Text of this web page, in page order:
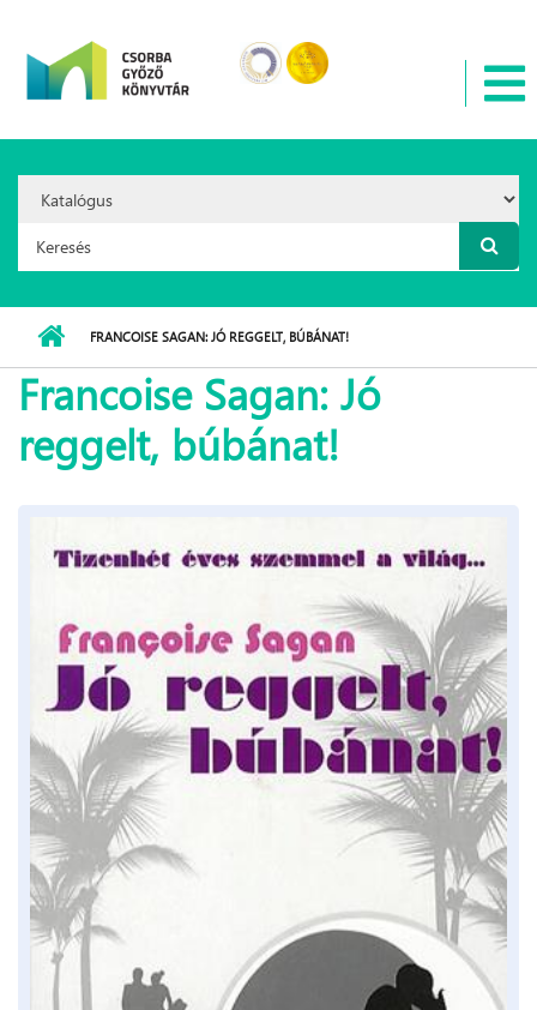
Option:
Keresés űrlap
FRANCOISE SAGAN: JÓ REGGELT, BÚBÁNAT!
Francoise Sagan: Jó
reggelt, búbánat!